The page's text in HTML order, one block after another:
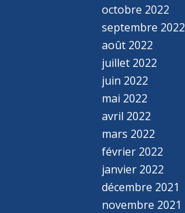
octobre 2022
septembre 2022
août 2022
juillet 2022
juin 2022
mai 2022
avril 2022
mars 2022
février 2022
janvier 2022
décembre 2021
novembre 2021